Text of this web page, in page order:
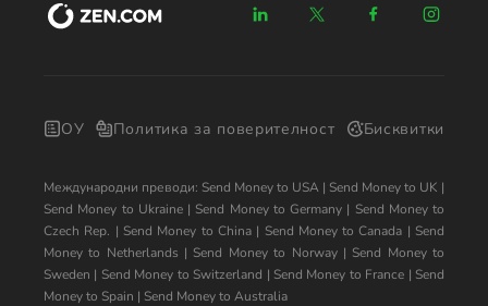
ОУ Политика за поверителност Бисквитки
Международни преводи: Send Money to USA | Send Money to UK |
Send Money to Ukraine| Send Money to Germany | Send Money to
Czech Rep. | Send Money to China| Send Money to Canada | Send
Money to Netherlands | Send Money to Norway| Send Money to
Sweden | Send Money to Switzerland | Send Money to France | Send
Money to Spain | Send Money to Australia